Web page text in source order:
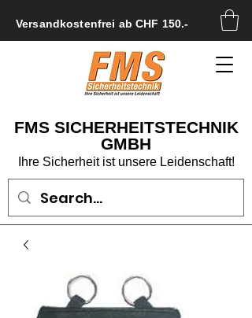
FMS SICHERHEITSTECHNIK
GMBH
Ihre Sicherheit ist unsere Leidenschaft!
Versandkostenfrei ab CHF 150.-